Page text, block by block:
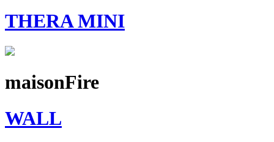
THERA MINI
maisonFire
WALL